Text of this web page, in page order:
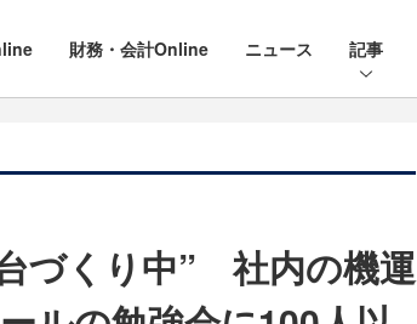
財務・会計Online ニュース 記事
づくり中” 社内の機運